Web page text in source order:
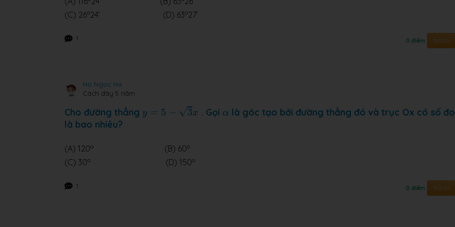
(C) 26o24’ (D) 63o27’
1 0 điểm Trả lời
Ho Ngoc Ha
Cách đây 5 năm
Cho đường thẳng y = 5 − √3x
−
. Gọi α
α là góc tạo bởi đường thẳng đó và trục Ox có số đo
là bao nhiêu?
(A) 120o (B) 60o
(C) 30o (D) 150o
1 0 điểm Trả lời